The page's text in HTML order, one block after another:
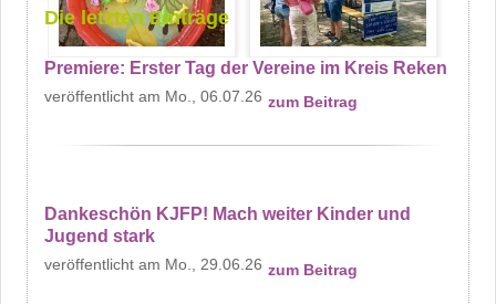
Die letzten Einträge
Premiere: Erster Tag der Vereine im Kreis Reken
Mo., 06.07.26 zum Beitrag
Dankeschön KJFP! Mach weiter Kinder und
Jugend stark
Mo., 29.06.26 zum Beitrag